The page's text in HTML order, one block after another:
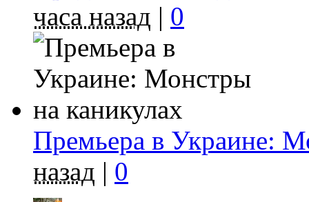
часа назад | 0
Премьера в Украине:
назад | 0